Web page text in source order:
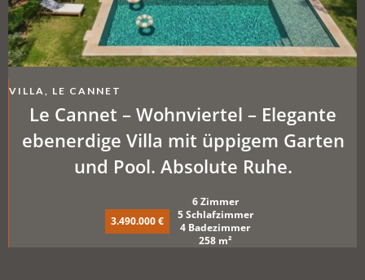
VILLA, LE CANNET
Le Cannet – Wohnviertel – Elegante
ebenerdige Villa mit üppigem Garten
und Pool. Absolute Ruhe.
3.490.000 €
6 Zimmer
5 Schlafzimmer
4 Badezimmer
258 m²